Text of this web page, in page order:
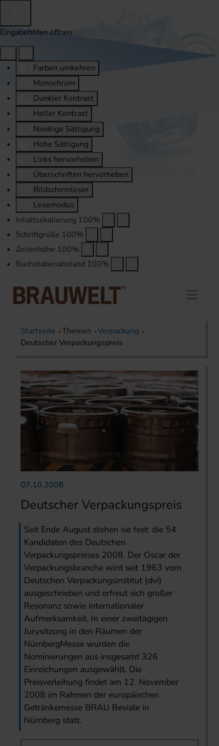
Eingabehilfen öffnen
Farben umkehren
Monochrom
Dunkler Kontrast
Heller Kontrast
Niedrige Sättigung
Hohe Sättigung
Links hervorheben
Überschriften hervorheben
Bildschirmleser
Lesemodus
Inhaltsskalierung 100%
Schriftgröße 100%
Zeilenhöhe 100%
Buchstabenabstand 100%
Startseite Themen
Verpackung
Deutscher Verpackungspreis
07.10.2008
Deutscher Verpackungspreis
Seit Ende August stehen sie fest: die 54
Kandidaten des Deutschen
Verpackungspreises 2008. Der Oscar der
Verpackungsbranche wird seit 1963 vom
Deutschen Verpackungsinstitut (dvi)
ausgeschrieben und erfreut sich großer
Resonanz sowie internationaler
Aufmerksamkeit. In einer zweitägigen
Jurysitzung in den Räumen der
NürnbergMesse wurden die
Nominierungen aus insgesamt 326
Einreichungen ausgewählt. Die
Preisverleihung findet am 12. November
2008 im Rahmen der europäischen
Getränkemesse BRAU Beviale in
Nürnberg statt.